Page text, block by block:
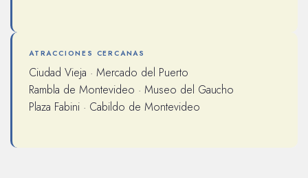
ATRACCIONES CERCANAS
Ciudad Vieja · Mercado del Puerto
Rambla de Montevideo · Museo del Gaucho
Plaza Fabini · Cabildo de Montevideo